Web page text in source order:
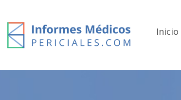
content
Inicio